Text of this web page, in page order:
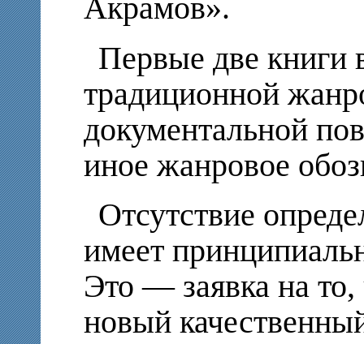
Акрамов».
Первые две книги
традиционной
документальной
иное жанровое
Отсутствие
имеет
Это — заявка на то,
новый